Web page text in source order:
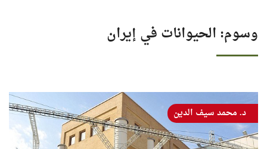
وسوم: الحيوانات في إيران
د. محمد سيف الدين